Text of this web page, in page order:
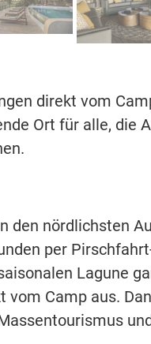
direkt vom
Ort für alle, die
den nördlichsten
per
Lagune
vom Camp aus.